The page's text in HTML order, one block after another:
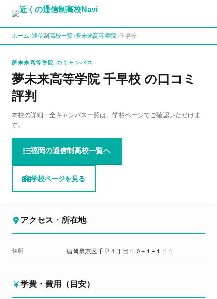
ホーム 通信制高校一覧 夢未来高等学院 千早校
夢未来高等学院 のキャンパス
夢未来高等学院 千早校 の口コミ
評判
本校の詳細・全キャンパス一覧は、学校ページでご確認いただけま
す。
福岡の通信制高校一覧へ
学校ページを見る
アクセス・所在地
住所 福岡県東区千早４丁目１０−１−１１１
学費・費用（目安）